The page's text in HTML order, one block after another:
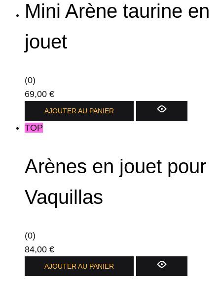
Mini Arène taurine en
jouet
(0)
69,00 €
AJOUTER AU PANIER
TOP
Arènes en jouet pour
Vaquillas
(0)
84,00 €
AJOUTER AU PANIER